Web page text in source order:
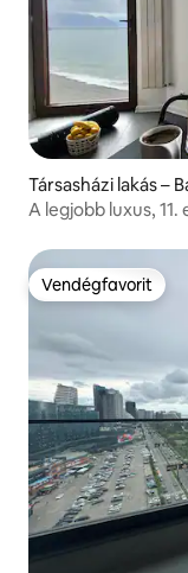
Társasházi lakás –
A legjobb luxus,
Vendégfavorit
Vendégfavorit